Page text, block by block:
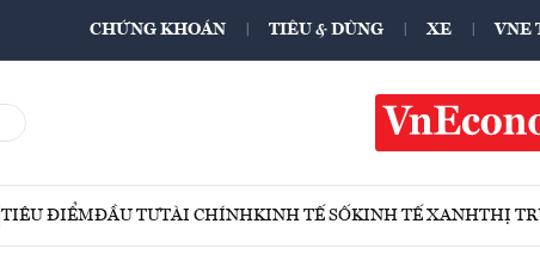
CHỨNG KHOÁN TIÊU & DÙNG XE VNE
TIÊU ĐIỂMĐẦU TƯTÀI CHÍNHKINH TẾ SỐKINH TẾ XANHTHỊ